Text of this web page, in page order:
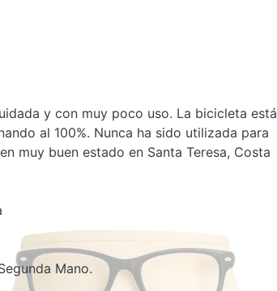
y con muy poco uso. La bicicleta está
al 100%. Nunca ha sido utilizada para
muy buen estado en Santa Teresa, Costa
Mano.